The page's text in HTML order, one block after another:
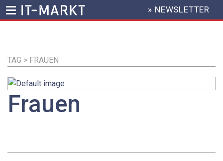
Inhalt
HEADER
MENU
» NEWSLETTER
TAG > FRAUEN
Frauen